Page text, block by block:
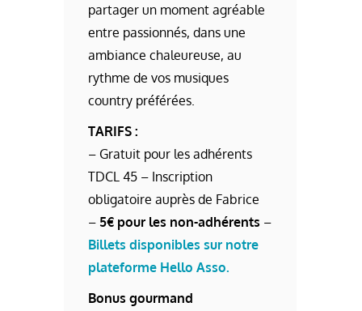
partager un moment agréable
entre passionnés, dans une
ambiance chaleureuse, au
rythme de vos musiques
country préférées.
TARIFS :
– Gratuit pour les adhérents
TDCL 45 – Inscription
obligatoire auprès de Fabrice
– 5€ pour les non-adhérents –
Billets disponibles sur notre
plateforme Hello Asso.
Bonus gourmand